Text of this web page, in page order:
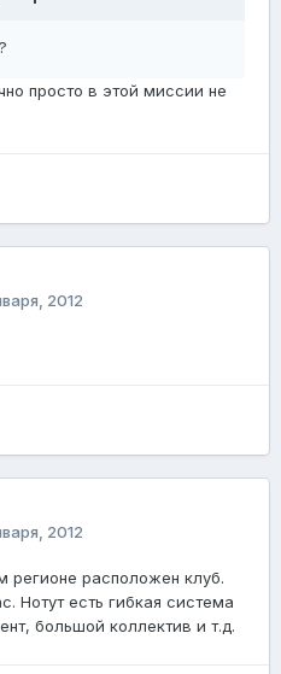
просто в этой миссии не
2012
2012
регионе расположен клуб.
Нотут есть гибкая система
большой коллектив и т.д.